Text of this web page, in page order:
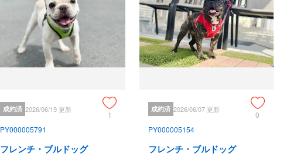
成約済 2026/06/19 更新
1
PY000005791
フレンチ・ブルドッグ
成約済 2026/06/07 更新
0
PY000005154
フレンチ・ブルドッグ